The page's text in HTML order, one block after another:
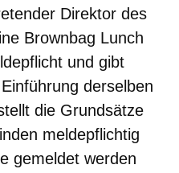
Direktor des
Brownbag Lunch
und gibt
derselben
die Grundsätze
meldepflichtig
gemeldet werden